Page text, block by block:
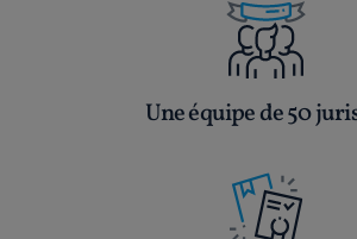
Une équipe de 50